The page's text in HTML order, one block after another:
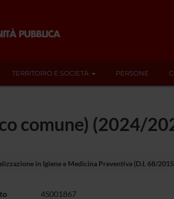
TERRITORIO E SOCIETÀ PERSONE
comune) (2024/
in Igiene e Medicina Preventiva (D.I. 68/
4S001867